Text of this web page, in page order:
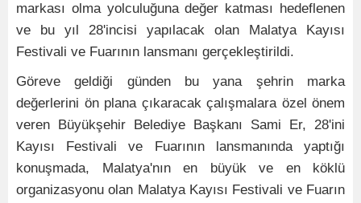
markası olma yolculuğuna değer katması hedeflenen
ve bu yıl 28'incisi yapılacak olan Malatya Kayısı
Festivali ve Fuarının lansmanı gerçekleştirildi.
Göreve geldiği günden bu yana şehrin marka
değerlerini ön plana çıkaracak çalışmalara özel önem
veren Büyükşehir Belediye Başkanı Sami Er, 28'ini
Kayısı Festivali ve Fuarının lansmanında yaptığı
konuşmada, Malatya'nın en büyük ve en köklü
organizasyonu olan Malatya Kayısı Festivali ve Fuarın